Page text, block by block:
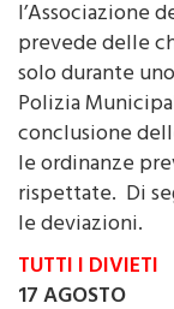
l’Associazione
prevede delle
solo durante
Polizia
conclusione
le ordinanze
rispettate. Di
le deviazioni.
TUTTI I DIVIETI
17 AGOSTO